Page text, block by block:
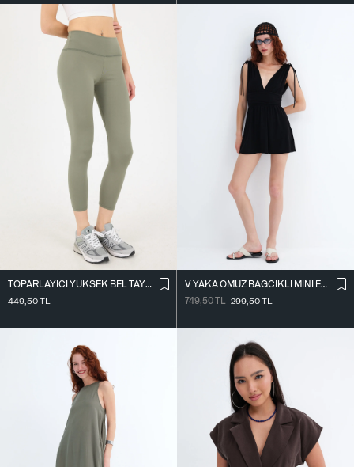
TOPARLAYICI YÜKSEK BEL TAYT TYT4000-R11
449,50TL
V YAKA OMUZ BAĞCIKLI MINI ELBISE E3394
749,50TL 299,50TL